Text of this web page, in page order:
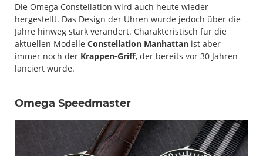
Die Omega Constellation wird auch heute wieder
hergestellt. Das Design der Uhren wurde jedoch über die
Jahre hinweg stark verändert. Charakteristisch für die
aktuellen Modelle Constellation Manhattan ist aber
immer noch der Krappen-Griff, der bereits vor 30 Jahren
lanciert wurde.
Omega Speedmaster